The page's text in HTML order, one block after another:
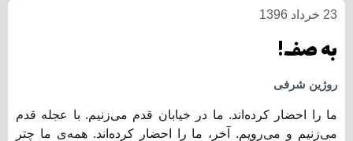
23 خرداد 1396
به صف!
روژین شرفی
ما را احضار کرده‌اند. ما در خیابان قدم می‌زنیم. با عجله قدم
می‌زنیم و می‌رویم. آخر، ما را احضار کرده‌اند. همه‌ی ما چتر